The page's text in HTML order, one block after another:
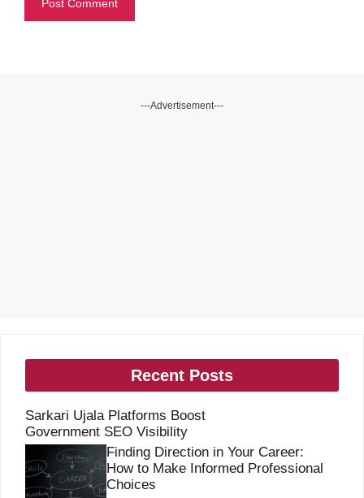
---Advertisement---
Recent Posts
Sarkari Ujala Platforms Boost
Government SEO Visibility
Finding Direction in Your Career:
How to Make Informed Professional
Choices